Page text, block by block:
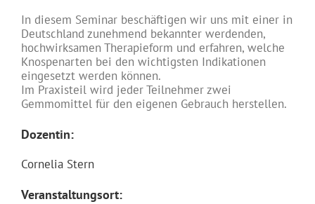
In diesem Seminar beschäftigen wir uns mit einer in
Deutschland zunehmend bekannter werdenden,
hochwirksamen Therapieform und erfahren, welche
Knospenarten bei den wichtigsten Indikationen
eingesetzt werden können.
Im Praxisteil wird jeder Teilnehmer zwei
Gemmomittel für den eigenen Gebrauch herstellen.
Dozentin:
Cornelia Stern
Veranstaltungsort: